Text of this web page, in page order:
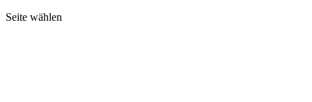
Seite wählen